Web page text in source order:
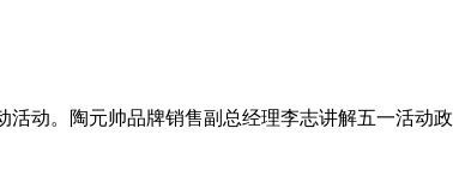
活动。陶元帅品牌销售副总经理李志讲解五一活动政